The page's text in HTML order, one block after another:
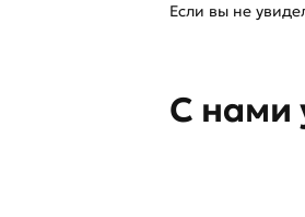
Если вы не
С нами